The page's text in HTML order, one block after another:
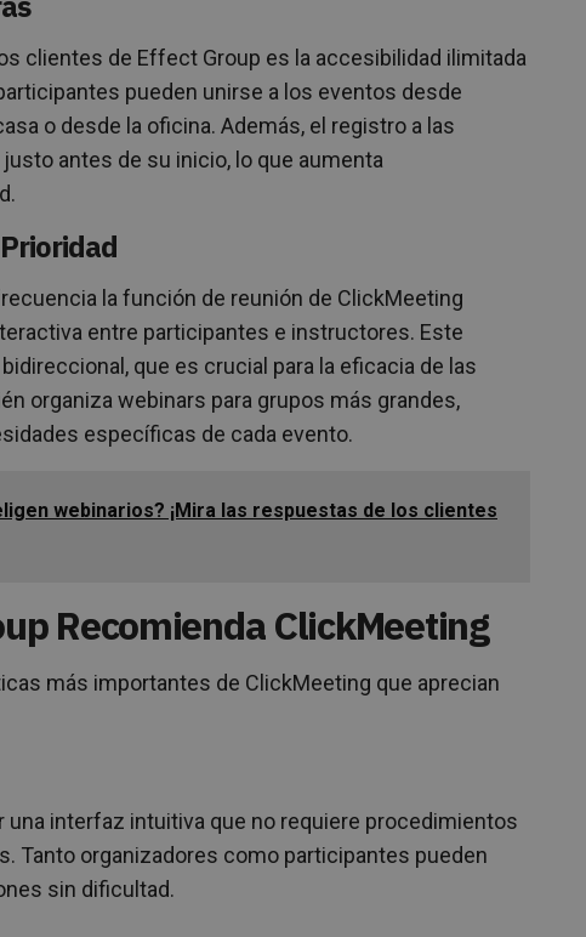
clientes de Effect Group es la accesibilidad ilimitada
pueden unirse a los eventos desde
o desde la oficina. Además, el registro a las
antes de su inicio, lo que aumenta
la función de reunión de ClickMeeting
entre participantes e instructores. Este
que es crucial para la eficacia de las
organiza webinars para grupos más grandes,
específicas de cada evento.
webinarios? ¡Mira las respuestas de los clientes
Recomienda ClickMeeting
más importantes de ClickMeeting que aprecian
una interfaz intuitiva que no requiere procedimientos
Tanto organizadores como participantes pueden
sin dificultad.